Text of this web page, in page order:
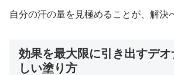
自分の汗の量を見極めることが、解決
効果を最大限に引き出すデ
しい塗り方